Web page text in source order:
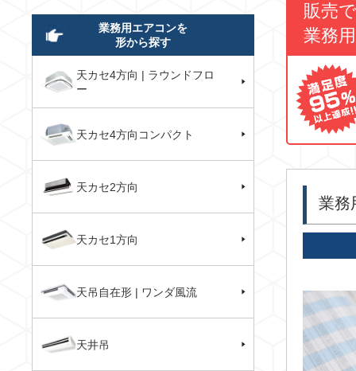
販売で
業務
業務
業務用エアコンを
形から探す
天カセ4方向 | ラウンドフロ
ー
天カセ4方向コンパクト
天カセ2方向
天カセ1方向
天吊自在形 | ワンダ風流
天井吊